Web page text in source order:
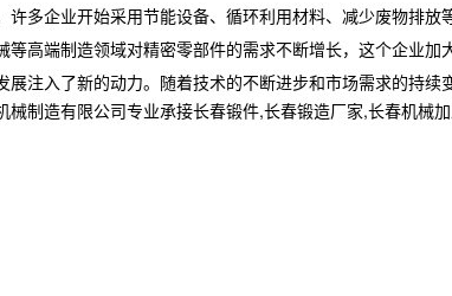
许多企业开始采用节能设备、循环利用材料、减少废物排放
高端制造领域对精密零部件的需求不断增长，这个企业加
注入了新的动力。随着技术的不断进步和市场需求的持续
制造有限公司专业承接长春锻件,长春锻造厂家,长春机械